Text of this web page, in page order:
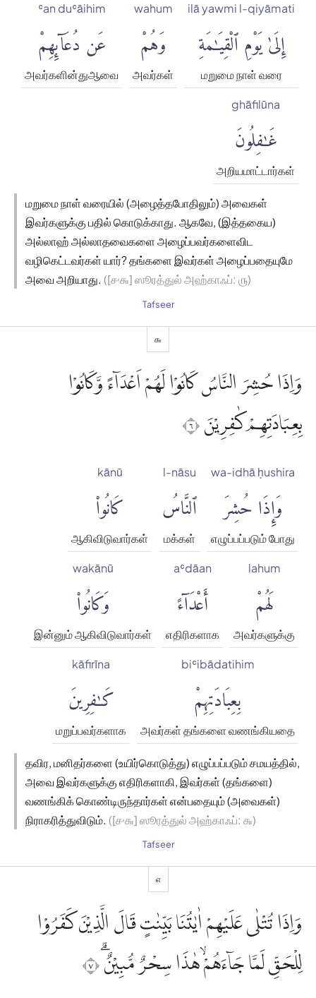
ilā yawmi l-qiyāmati
إِلَىٰ يَوْمِ ٱلْقِيَٰمَةِ
மறுமை நாள் வரை
wahum
وَهُمْ
அவர்கள்
ʿan duʿāihim
عَن دُعَآئِهِمْ
அவர்களின்துஆவை
ghāfilūna
غَٰفِلُونَ
அறியமாட்டார்கள்
மறுமை நாள் வரையில் (அழைத்தபோதிலும்) அவைகள்
இவர்களுக்கு பதில் கொடுக்காது. ஆகவே, (இத்தகைய)
அல்லாஹ் அல்லாதவைகளை அழைப்பவர்களைவிட
வழிகெட்டவர்கள் யார்? தங்களை இவர்கள் அழைப்பதையுமே
அவை அறியாது. ([௪௬] ஸூரத்துல் அஹ்காஃப்: ௫)
Tafseer
௬
وَاِذَا حُشِرَ النَّاسُ كَانُوْا لَهُمْ اَعْدَاۤءً وَّكَانُوْا
بِعِبَادَتِهِمْ كٰفِرِيْنَ ٦
wa-idhā ḥushira
وَإِذَا حُشِرَ
எழுப்பப்படும் போது
l-nāsu
ٱلنَّاسُ
மக்கள்
kānū
كَانُوا۟
ஆகிவிடுவார்கள்
lahum
لَهُمْ
அவர்களுக்கு
aʿdāan
أَعْدَآءً
எதிரிகளாக
wakānū
وَكَانُوا۟
இன்னும் ஆகிவிடுவார்கள்
biʿibādatihim
بِعِبَادَتِهِمْ
அவர்கள் தங்களை வணங்கியதை
kāfirīna
كَٰفِرِينَ
மறுப்பவர்களாக
தவிர, மனிதர்களை (உயிர்கொடுத்து) எழுப்பப்படும் சமயத்தில்,
அவை இவர்களுக்கு எதிரிகளாகி, இவர்கள் (தங்களை)
வணங்கிக் கொண்டிருந்தார்கள் என்பதையும் (அவைகள்)
நிராகரித்துவிடும். ([௪௬] ஸூரத்துல் அஹ்காஃப்: ௬)
Tafseer
௭
وَاِذَا تُتْلٰى عَلَيْهِمْ اٰيٰتُنَا بَيِّنٰتٍ قَالَ الَّذِيْنَ كَفَرُوْا
لِلْحَقِّ لَمَّا جَاۤءَهُمْۙ هٰذَا سِحْرٌ مُّبِيْنٌۗ ٧